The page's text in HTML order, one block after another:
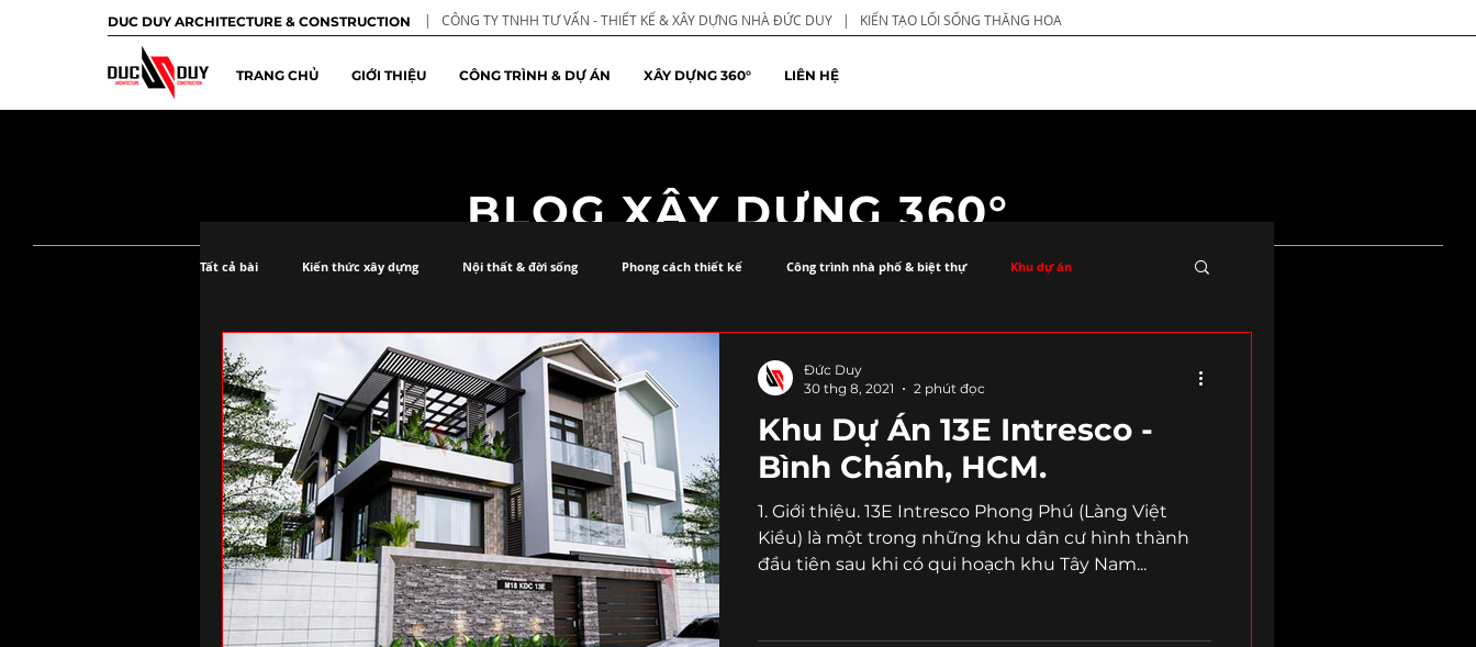
| CÔNG TY TNHH TƯ VẤN - THIẾT KẾ & XÂY DỰNG NHÀ ĐỨC DUY | KIẾN TẠO LỐI SỐNG THĂNG HOA
DUC DUY ARCHITECTURE & CONSTRUCTION
TRANG CHỦ GIỚI THIỆU CÔNG TRÌNH & DỰ ÁN XÂY DỰNG 360° LIÊN HỆ
BLOG XÂY DỰNG 360°
Tất cả bài Kiến thức xây dựng Nội thất & đời sống Phong cách thiết kế Công trình nhà phố & biệt thự Khu dự án
Khu Dự Án 13E Intresco -
Bình Chánh, HCM.
1. Giới thiệu. 13E Intresco Phong Phú (Làng Việt
Kiều) là một trong những khu dân cư hình thành
đầu tiên sau khi có qui hoạch khu Tây Nam...
Đức Duy
30 thg 8, 2021
2 phút đọc